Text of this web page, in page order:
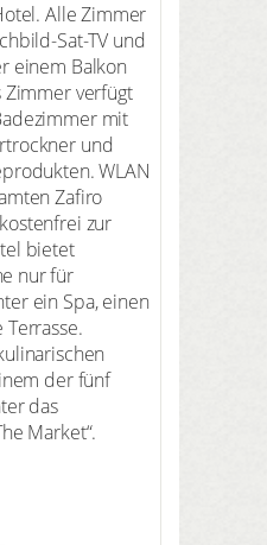
Alle Zimmer
Sat-TV und
einem Balkon
Zimmer verfügt
mit
und
WLAN
Zafiro
zur
bietet
nur für
ein Spa, einen
der fünf
das
Market“.